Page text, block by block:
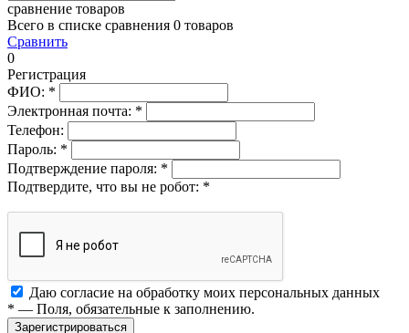
сравнение товаров
Всего в списке сравнения 0 товаров
Сравнить
0
Регистрация
ФИО: *
Электронная почта: *
Телефон:
Пароль: *
Подтверждение пароля: *
Подтвердите, что вы не робот: *
Даю согласие на обработку моих персональных данных
* — Поля, обязательные к заполнению.
Зарегистрироваться